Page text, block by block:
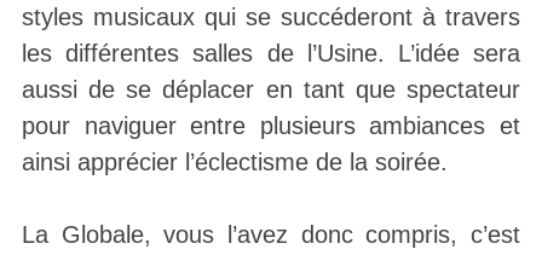
styles musicaux qui se succéderont à travers
les différentes salles de l’Usine. L’idée sera
aussi de se déplacer en tant que spectateur
pour naviguer entre plusieurs ambiances et
ainsi apprécier l’éclectisme de la soirée.
La Globale, vous l’avez donc compris, c’est